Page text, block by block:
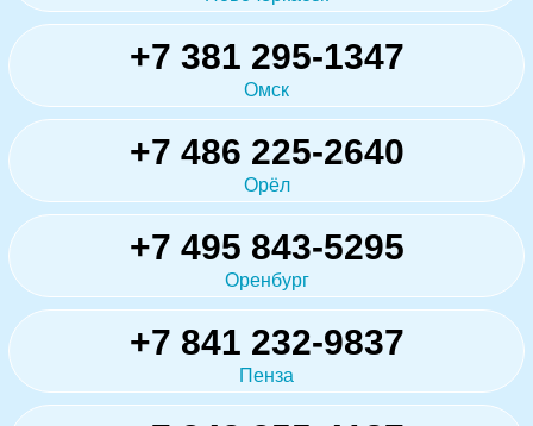
+7 381 295-1347
Омск
+7 486 225-2640
Орёл
+7 495 843-5295
Оренбург
+7 841 232-9837
Пенза